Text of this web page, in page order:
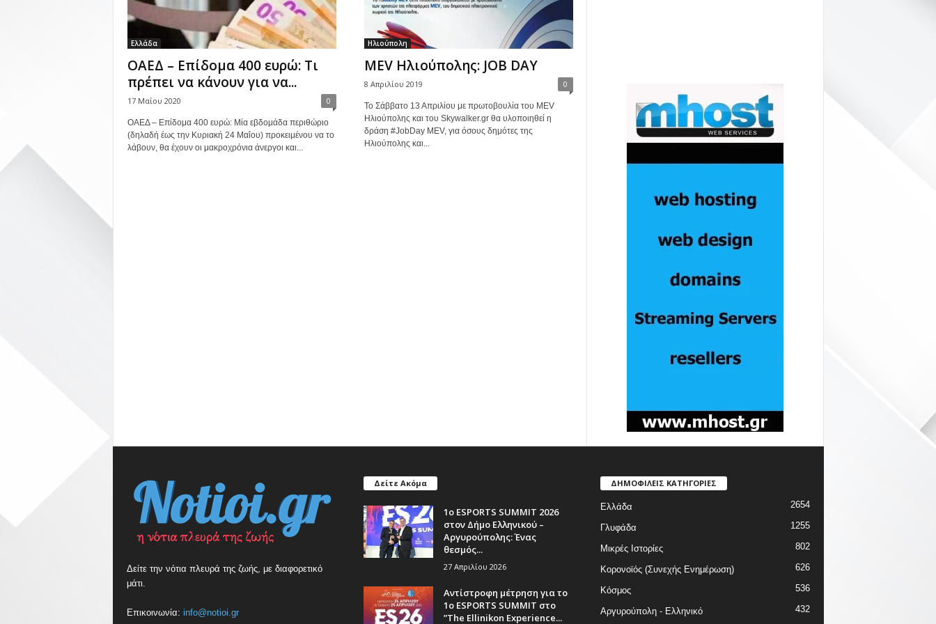
Ελλάδα
ΟΑΕΔ – Επίδομα 400 ευρώ: Τι
πρέπει να κάνουν για να...
17 Μαΐου 2020 0
ΟΑΕΔ – Επίδομα 400 ευρώ: Μία εβδομάδα περιθώριο
(δηλαδή έως την Κυριακή 24 Μαΐου) προκειμένου να το
λάβουν, θα έχουν οι μακροχρόνια άνεργοι και...
Ηλιούπολη
MEV Ηλιούπολης: JOB DAY
8 Απριλίου 2019 0
Το Σάββατο 13 Απριλίου με πρωτοβουλία του MEV
Ηλιούπολης και του Skywalker.gr θα υλοποιηθεί η
δράση #JobDay MEV, για όσους δημότες της
Ηλιούπολης και...
Δείτε την νότια πλευρά της ζωής, με διαφορετικό
μάτι.
Επικοινωνία: info@notioi.gr
Δείτε Ακόμα
1ο ESPORTS SUMMIT 2026
στον Δήμο Ελληνικού –
Αργυρούπολης: Ένας
θεσμός...
27 Απριλίου 2026
Αντίστροφη μέτρηση για το
1ο ESPORTS SUMMIT στο
”The Ellinikon Experience...
ΔΗΜΟΦΙΛΕΙΣ ΚΑΤΗΓΟΡΙΕΣ
Ελλάδα 2654
Γλυφάδα 1255
Μικρές Ιστορίες 802
Κορονοϊός (Συνεχής Ενημέρωση) 626
Κόσμος 536
Αργυρούπολη - Ελληνικό 432